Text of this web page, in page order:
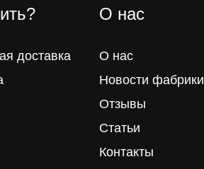
доставка
О нас
О нас
Новости фабрики
Отзывы
Статьи
Контакты